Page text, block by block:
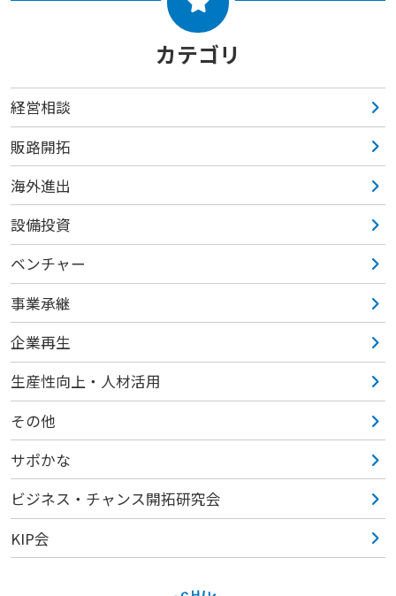
カテゴリ
経営相談
販路開拓
海外進出
設備投資
ベンチャー
事業承継
企業再生
生産性向上・人材活用
その他
サポかな
ビジネス・チャンス開拓研究会
KIP会